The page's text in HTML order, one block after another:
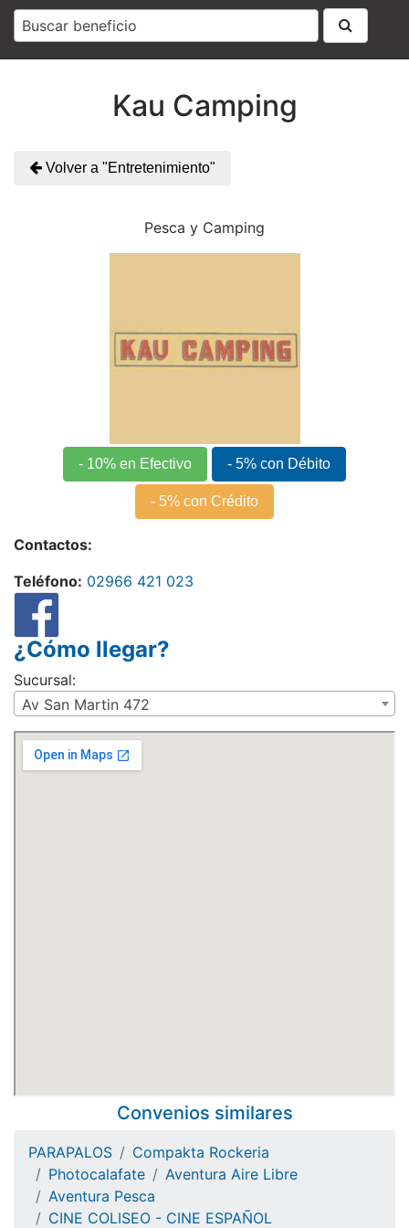
Buscar beneficio
Kau Camping
Volver a "Entretenimiento"
Pesca y Camping
- 10% en Efectivo - 5% con Débito
- 5% con Crédito
Contactos:
Teléfono: 02966 421 023
¿Cómo llegar?
Sucursal:
Av San Martin 472
Convenios similares
PARAPALOS
Compakta Rockeria
Photocalafate
Aventura Aire Libre
Aventura Pesca
CINE COLISEO - CINE ESPAÑOL